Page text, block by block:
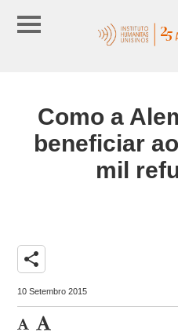
Como a
beneficiar
mil
share
10 Setembro 2015